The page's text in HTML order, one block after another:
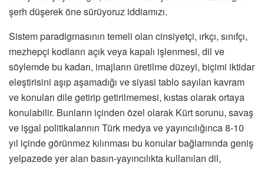
şerh düşerek öne sürüyoruz iddiamızı.
Sistem paradigmasının temeli olan cinsiyetçi, ırkçı, sınıfçı,
mezhepçi kodların açık veya kapalı işlenmesi, dil ve
söylemde bu kadarı, imajların üretilme düzeyi, biçimi iktidar
eleştirisini aşıp aşamadığı ve siyasi tablo sayılan kavram
ve konuları dile getirip getirilmemesi, kıstas olarak ortaya
konulabilir. Bunların içinden özel olarak Kürt sorunu, savaş
ve işgal politikalarının Türk medya ve yayıncılığınca 8-10
yıl içinde görünmez kılınması bu konular bağlamında geniş
yelpazede yer alan basın-yayıncılıkta kullanılan dil,